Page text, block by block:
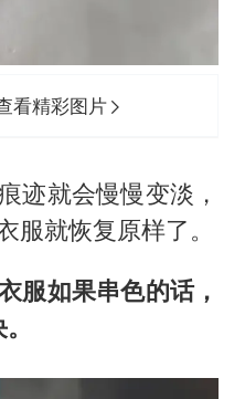
看精彩图片
迹就会慢慢变淡，
服就恢复原样了。
服如果串色的话，